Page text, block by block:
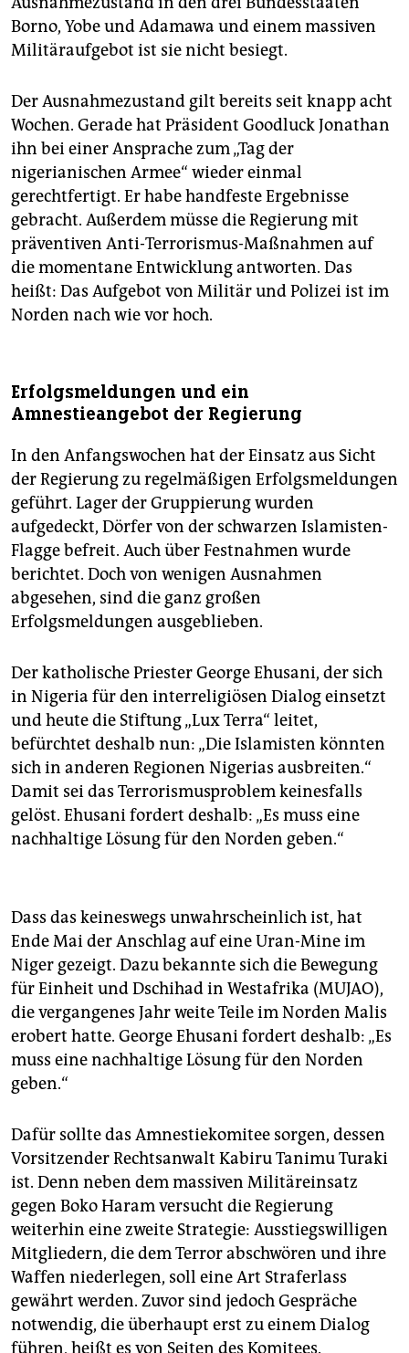
Borno, Yobe und Adamawa und einem massiven
Militäraufgebot ist sie nicht besiegt.
Der Ausnahmezustand gilt bereits seit knapp acht
Wochen. Gerade hat Präsident Goodluck Jonathan
ihn bei einer Ansprache zum „Tag der
nigerianischen Armee“ wieder einmal
gerechtfertigt. Er habe handfeste Ergebnisse
gebracht. Außerdem müsse die Regierung mit
präventiven Anti-Terrorismus-Maßnahmen auf
die momentane Entwicklung antworten. Das
heißt: Das Aufgebot von Militär und Polizei ist im
Norden nach wie vor hoch.
Erfolgsmeldungen und ein
Amnestieangebot der Regierung
In den Anfangswochen hat der Einsatz aus Sicht
der Regierung zu regelmäßigen Erfolgsmeldungen
geführt. Lager der Gruppierung wurden
aufgedeckt, Dörfer von der schwarzen Islamisten-
Flagge befreit. Auch über Festnahmen wurde
berichtet. Doch von wenigen Ausnahmen
abgesehen, sind die ganz großen
Erfolgsmeldungen ausgeblieben.
Der katholische Priester George Ehusani, der sich
in Nigeria für den interreligiösen Dialog einsetzt
und heute die Stiftung „Lux Terra“ leitet,
befürchtet deshalb nun: „Die Islamisten könnten
sich in anderen Regionen Nigerias ausbreiten.“
Damit sei das Terrorismusproblem keinesfalls
gelöst. Ehusani fordert deshalb: „Es muss eine
nachhaltige Lösung für den Norden geben.“
Dass das keineswegs unwahrscheinlich ist, hat
Ende Mai der Anschlag auf eine Uran-Mine im
Niger gezeigt. Dazu bekannte sich die Bewegung
für Einheit und Dschihad in Westafrika (MUJAO),
die vergangenes Jahr weite Teile im Norden Malis
erobert hatte. George Ehusani fordert deshalb: „Es
muss eine nachhaltige Lösung für den Norden
geben.“
Dafür sollte das Amnestiekomitee sorgen, dessen
Vorsitzender Rechtsanwalt Kabiru Tanimu Turaki
ist. Denn neben dem massiven Militäreinsatz
gegen Boko Haram versucht die Regierung
weiterhin eine zweite Strategie: Ausstiegswilligen
Mitgliedern, die dem Terror abschwören und ihre
Waffen niederlegen, soll eine Art Straferlass
gewährt werden. Zuvor sind jedoch Gespräche
notwendig, die überhaupt erst zu einem Dialog
führen, heißt es von Seiten des Komitees.